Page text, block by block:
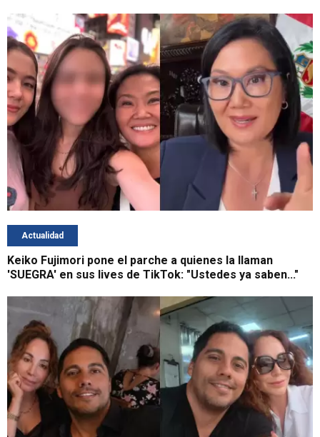
Actualidad
Keiko Fujimori pone el parche a quienes la llaman
'SUEGRA' en sus lives de TikTok: "Ustedes ya saben..."